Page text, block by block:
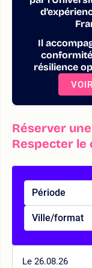
Il
résilience
Réserver
Respecter
Période
Ville/format
Le 26.08.26